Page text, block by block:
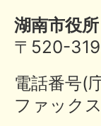
湖南市役
〒520-
電話番号
ファック